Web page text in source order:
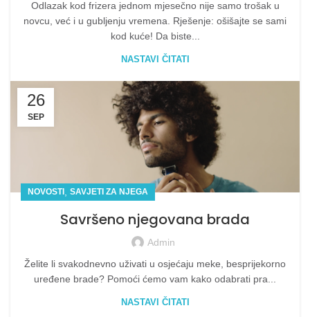
Odlazak kod frizera jednom mjesečno nije samo trošak u
novcu, već i u gubljenju vremena. Rješenje: ošišajte se sami
kod kuće! Da biste...
NASTAVI ČITATI
26
SEP
NOVOSTI SAVJETI ZA NJEGA
Savršeno njegovana brada
Admin
Želite li svakodnevno uživati ​​u osjećaju meke, besprijekorno
uređene brade? Pomoći ćemo vam kako odabrati pra...
NASTAVI ČITATI